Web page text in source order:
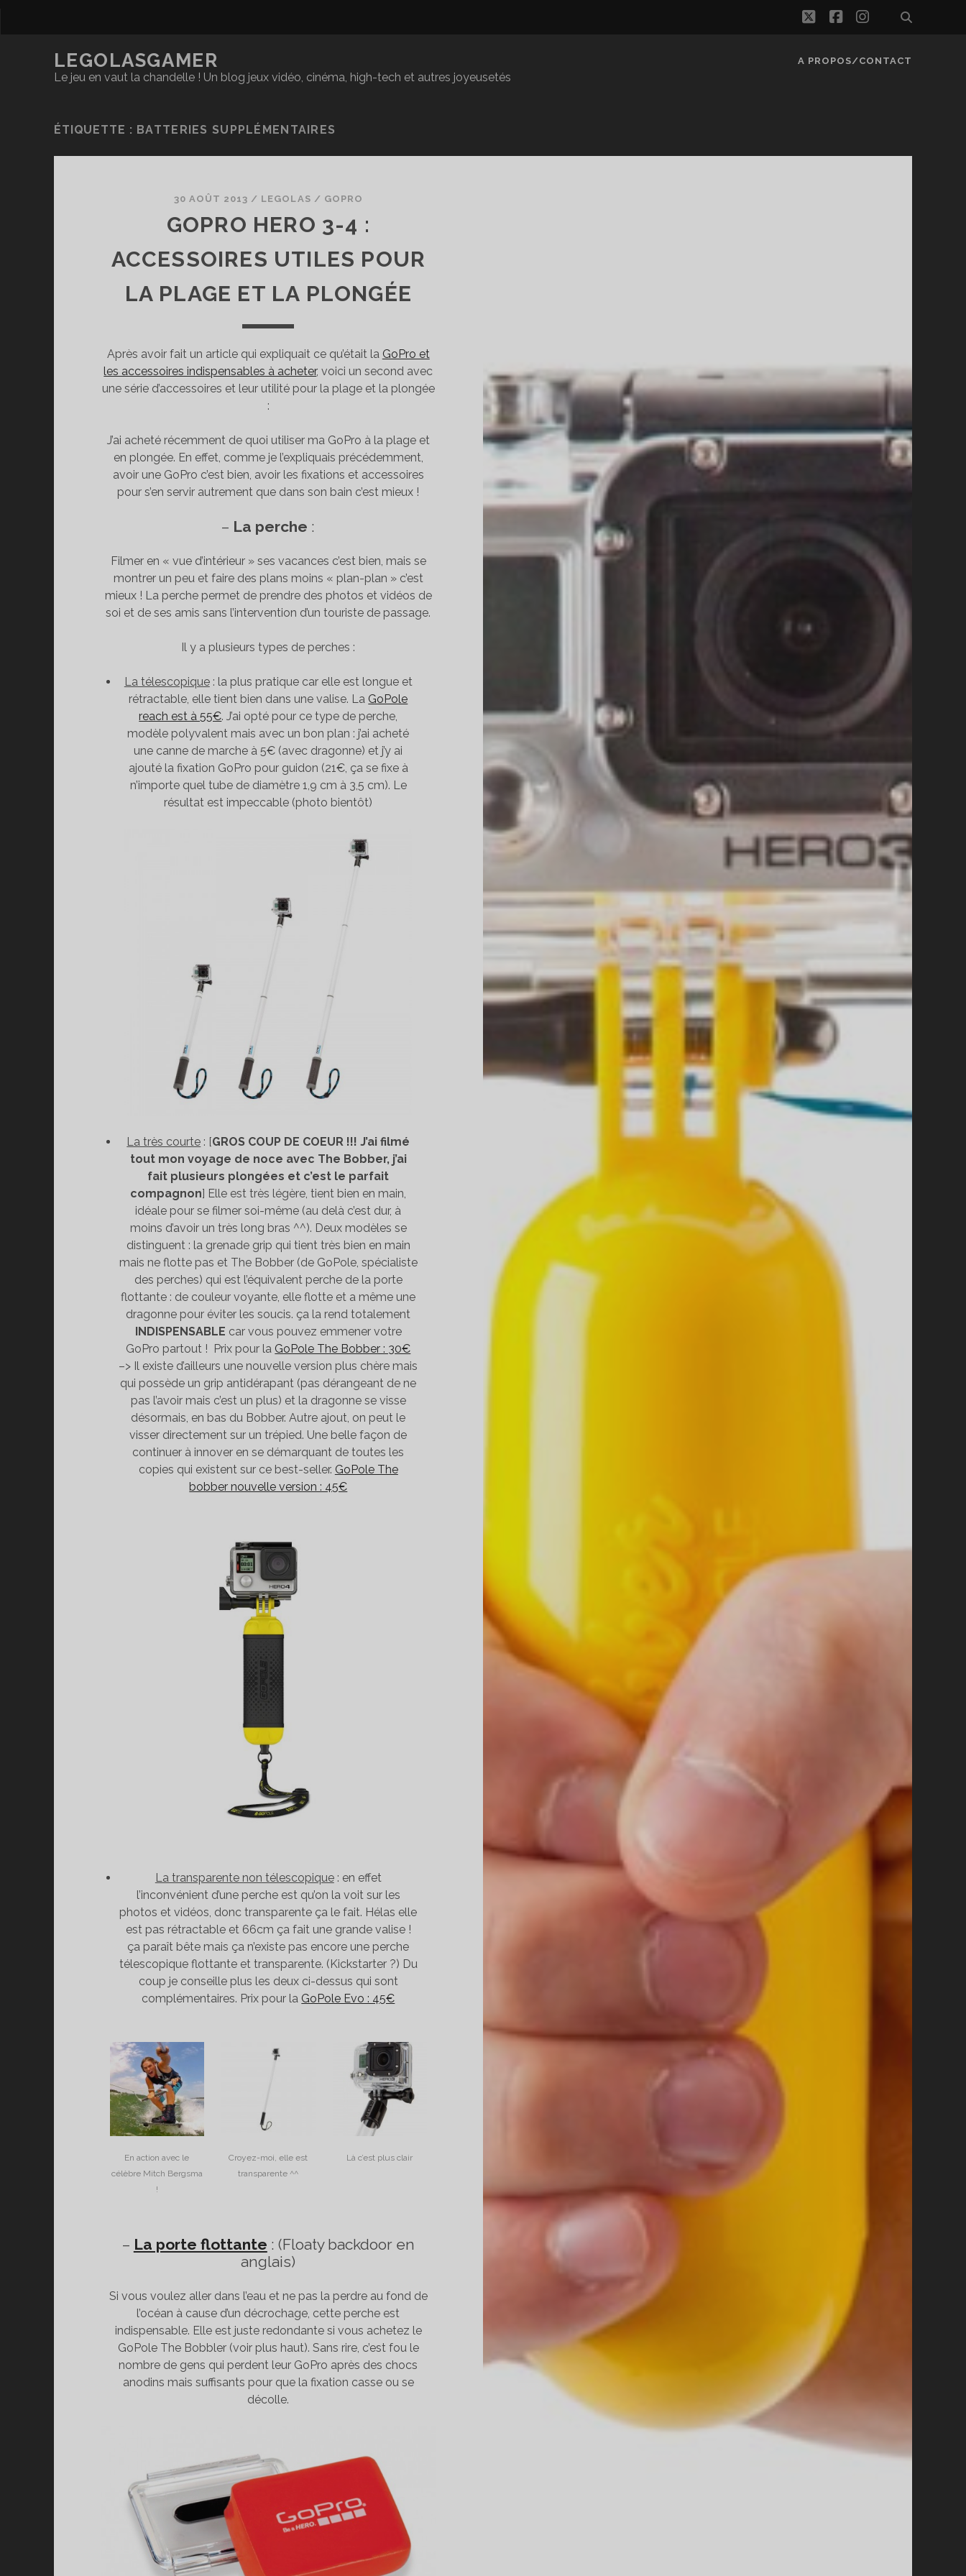
twitterfacebook
instagram
LEGOLASGAMER
Le jeu en vaut la chandelle ! Un blog jeux vidéo, cinéma, high-tech et autres joyeusetés
A PROPOS/CONTACT
ÉTIQUETTE : BATTERIES SUPPLÉMENTAIRES
30 AOÛT 2013 / LEGOLAS / GOPRO
GOPRO HERO 3-4 :
ACCESSOIRES UTILES POUR
LA PLAGE ET LA PLONGÉE
Après avoir fait un article qui expliquait ce qu’était la GoPro et
les accessoires indispensables à acheter, voici un second avec
une série d’accessoires et leur utilité pour la plage et la plongée
:
J’ai acheté récemment de quoi utiliser ma GoPro à la plage et
en plongée. En effet, comme je l’expliquais précédemment,
avoir une GoPro c’est bien, avoir les fixations et accessoires
pour s’en servir autrement que dans son bain c’est mieux !
– La perche :
Filmer en « vue d’intérieur » ses vacances c’est bien, mais se
montrer un peu et faire des plans moins « plan-plan » c’est
mieux ! La perche permet de prendre des photos et vidéos de
soi et de ses amis sans l’intervention d’un touriste de passage.
Il y a plusieurs types de perches :
La télescopique: la plus pratique car elle est longue et
rétractable, elle tient bien dans une valise. La GoPole
reach est à 55€. J’ai opté pour ce type de perche,
modèle polyvalent mais avec un bon plan : j’ai acheté
une canne de marche à 5€ (avec dragonne) et j’y ai
ajouté la fixation GoPro pour guidon (21€, ça se fixe à
n’importe quel tube de diamètre 1,9 cm à 3,5 cm). Le
résultat est impeccable (photo bientôt)
La très courte : [GROS COUP DE COEUR !!! J’ai filmé
tout mon voyage de noce avec The Bobber, j’ai
fait plusieurs plongées et c’est le parfait
compagnon] Elle est très légère, tient bien en main,
idéale pour se filmer soi-même (au delà c’est dur, à
moins d’avoir un très long bras ^^). Deux modèles se
distinguent : la grenade grip qui tient très bien en main
mais ne flotte pas et The Bobber (de GoPole, spécialiste
des perches) qui est l’équivalent perche de la porte
flottante : de couleur voyante, elle flotte et a même une
dragonne pour éviter les soucis. ça la rend totalement
INDISPENSABLE car vous pouvez emmener votre
GoPro partout ! Prix pour la GoPole The Bobber : 30€
–> Il existe d’ailleurs une nouvelle version plus chère mais
qui possède un grip antidérapant (pas dérangeant de ne
pas l’avoir mais c’est un plus) et la dragonne se visse
désormais, en bas du Bobber. Autre ajout, on peut le
visser directement sur un trépied. Une belle façon de
continuer à innover en se démarquant de toutes les
copies qui existent sur ce best-seller. GoPole The
bobber nouvelle version : 45€
La transparente non télescopique: en effet
l’inconvénient d’une perche est qu’on la voit sur les
photos et vidéos, donc transparente ça le fait. Hélas elle
est pas rétractable et 66cm ça fait une grande valise !
ça paraît bête mais ça n’existe pas encore une perche
télescopique flottante et transparente. (Kickstarter ?) Du
coup je conseille plus les deux ci-dessus qui sont
complémentaires. Prix pour la GoPole Evo : 45€
En action avec le
célèbre Mitch Bergsma
!
Croyez-moi, elle est
transparente ^^
Là c’est plus clair
– La porte flottante : (Floaty backdoor en
anglais)
Si vous voulez aller dans l’eau et ne pas la perdre au fond de
l’océan à cause d’un décrochage, cette perche est
indispensable. Elle est juste redondante si vous achetez le
GoPole The Bobbler (voir plus haut). Sans rire, c’est fou le
nombre de gens qui perdent leur GoPro après des chocs
anodins mais suffisants pour que la fixation casse ou se
décolle.